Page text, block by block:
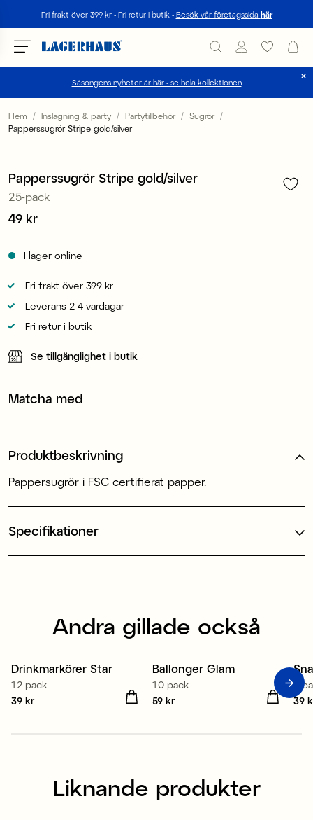
Fri frakt över 399 kr - Fri retur i butik - Besök vår företagssida här
Säsongens nyheter är här - se hela kollektionen
Välj språk / valuta
Hem Inslagning & party Partytillbehör
Sugrör
Papperssugrör Stripe gold/silver
Papperssugrör Stripe gold/silver
25-pack
Pris:49 kr
49 kr
I lager online
Fri frakt över 399 kr
Leverans 2-4 vardagar
Fri retur i butik
Se tillgänglighet i butik
Matcha med
Produktbeskrivning
Pappersugrör i FSC certifierat papper.
Specifikationer
Andra gillade också
Drinkmarkörer Star
12-pack
Pris:
39 kr
Ballonger Glam
10-pack
Pris:
59 kr
6-
Pris
39
Liknande produkter